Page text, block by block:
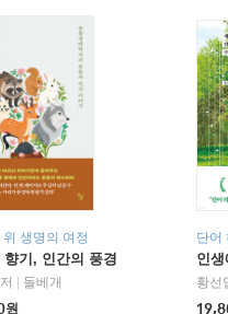
위 생명의 여정
향기, 인간의 풍경
돌베개
원
단어
인
황선